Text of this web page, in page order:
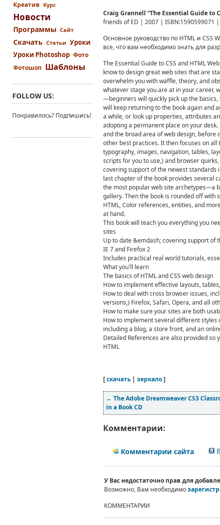
Craig Grannell “The Essential Guide to
friends of ED | 2007 | ISBN:1590599071
Основное руководство по HTML и CSS
все, что вам необходимо знать для
The Essential Guide to CSS and HTML
know to design great web sites that are
overwhelm you with waffle, theory, and
whatever stage you are at in your
—beginners will quickly pick up the
will keep returning to the book again and
a while, or look up properties, attributes
adopting a permanent place on your
and the broad area of web design, before
other best practices. It then focuses on
typography, images, navigation, tables,
scripts for you to use,) and browser
covering support of the newest standards
last chapter of the book provides several
the most popular web site archetypes—a
gallery. Then the book is rounded off with
HTML, Color references, entities, and
at hand.
This book will teach you everything you
sites
Up to date &emdash; covering support of
IE 7 and Firefox 2
Includes practical real world tutorials,
What you'll learn
The basics of HTML and CSS web design
How to implement effective layouts,
How to deal with cross browser issues,
versions,) Firefox, Safari, Opera, and all
How to make sure your sites are both
How to implement several different
including a blog, a store front, and an
Detailed References are also provided so
HTML
[скачать| зеркало]
← The Adobe Dreamweaver CS3
in a Book CD
Комментарии:
Комментарии сайта
У Вас недостаточно прав для
Возможно, Вам необходимо
КОММЕНТАРИИ
Креатив Курс
Новости
Программы Сайт
Скачать Статьи Уроки
Уроки Photoshop Фото
Фотошоп Шаблоны
FOLLOW US:
Понравилось? Подпишись!